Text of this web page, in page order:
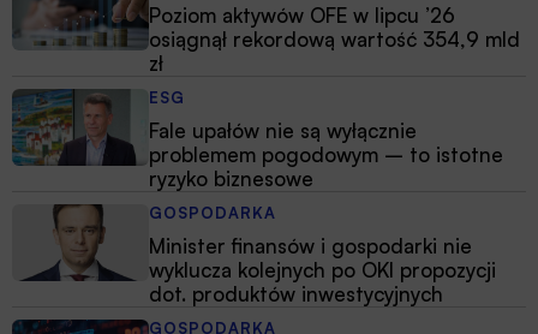
Poziom aktywów OFE w lipcu ’26
osiągnął rekordową wartość 354,9 mld
zł
ESG
Fale upałów nie są wyłącznie
problemem pogodowym – to istotne
ryzyko biznesowe
GOSPODARKA
Minister finansów i gospodarki nie
wyklucza kolejnych po OKI propozycji
dot. produktów inwestycyjnych
GOSPODARKA